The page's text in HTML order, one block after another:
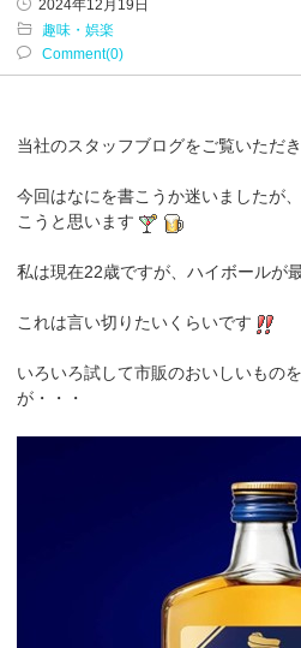
2024年12月19日
趣味・娯楽
Comment(0)
当社のスタッフブログをご覧いただ
今回はなにを書こうか迷いましたが
こうと思います
私は現在22歳ですが、ハイボールが
これは言い切りたいくらいです
いろいろ試して市販のおいしいもの
が・・・